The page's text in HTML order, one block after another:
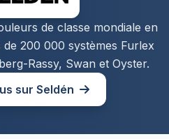
de classe mondiale en
de 200 000 systèmes Furlex
Rassy, Swan et Oyster.
sur Seldén